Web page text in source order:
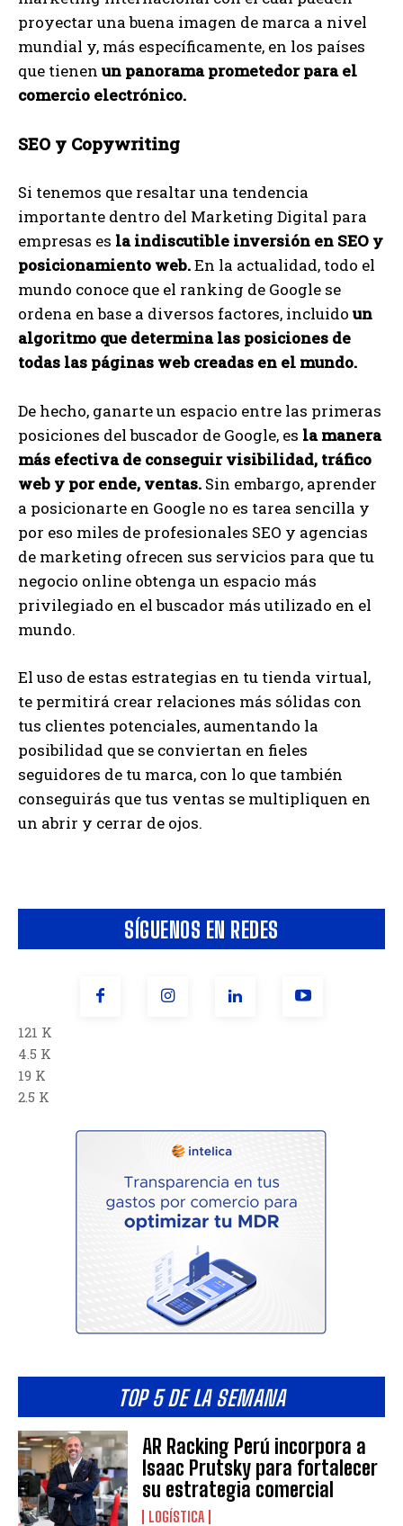
SÍGUENOS EN REDES
121 K
4.5 K
19 K
2.5 K
TOP 5 DE LA SEMANA
AR Racking Perú incorpora a
Isaac Prutsky para fortalecer
su estrategia comercial
LOGÍSTICA
proyectar una buena imagen de marca a nivel
mundial y, más específicamente, en los países
que tienen un panorama prometedor para el
comercio electrónico.
SEO y Copywriting
Si tenemos que resaltar una tendencia
importante dentro del Marketing Digital para
empresas es la indiscutible inversión en SEO y
posicionamiento web.En la actualidad, todo el
mundo conoce que el ranking de Google se
ordena en base a diversos factores, incluido un
algoritmo que determina las posiciones de
todas las páginas web creadas en el mundo.
De hecho, ganarte un espacio entre las primeras
posiciones del buscador de Google, es la manera
más efectiva de conseguir visibilidad, tráfico
web y por ende, ventas. Sin embargo, aprender
a posicionarte en Google no es tarea sencilla y
por eso miles de profesionales SEO y agencias
de marketing ofrecen sus servicios para que tu
negocio online obtenga un espacio más
privilegiado en el buscador más utilizado en el
mundo.
El uso de estas estrategias en tu tienda virtual,
te permitirá crear relaciones más sólidas con
tus clientes potenciales, aumentando la
posibilidad que se conviertan en fieles
seguidores de tu marca, con lo que también
conseguirás que tus ventas se multipliquen en
un abrir y cerrar de ojos.